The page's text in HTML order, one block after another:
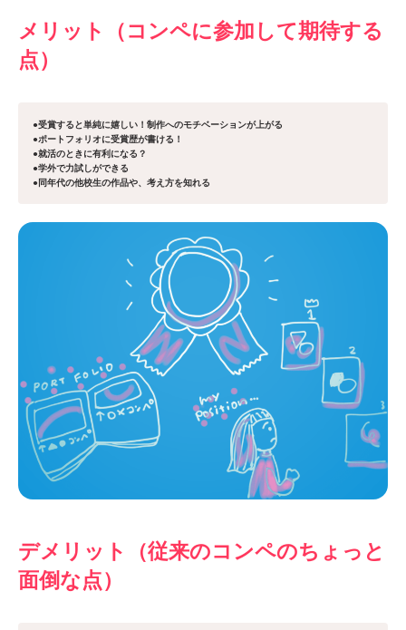
メリット（コンペに参加して期待する
点）
●受賞すると単純に嬉しい！制作へのモチベーションが上がる
●ポートフォリオに受賞歴が書ける！
●就活のときに有利になる？
●学外で力試しができる
●同年代の他校生の作品や、考え方を知れる
デメリット（従来のコンペのちょっと
面倒な点）